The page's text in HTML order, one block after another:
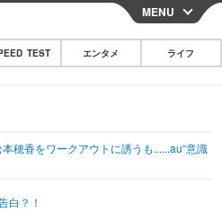
CLOSE
MENU
TEST エンタメ ライフ
穂香をワークアウトに誘うも......au“意識
白？！